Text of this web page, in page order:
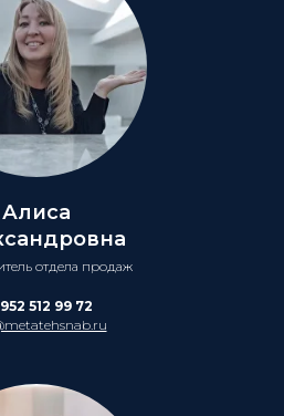
Алиса
отдела продаж
512 99 72